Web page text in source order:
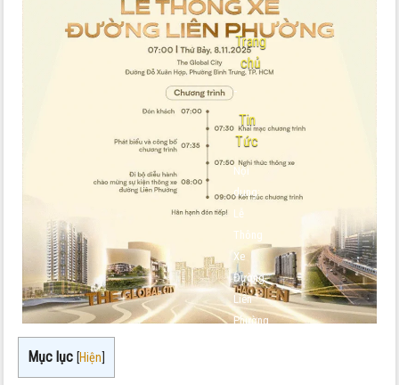
Trang
chủ
-
Tin
Tức
Nội
dung:
Lễ
Thông
Xe
Đường
Liên
Phường
Mục lục [Hiện]